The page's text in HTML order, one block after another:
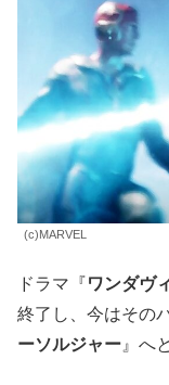
(c)MARVEL
ドラマ『ワンダヴ
終了し、今はその
ーソルジャー 』へ